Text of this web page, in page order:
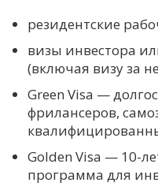
резидентские
визы инвестора
(включая визу за
Green Visa —
фрилансеров,
Golden Visa — 10-
программа для